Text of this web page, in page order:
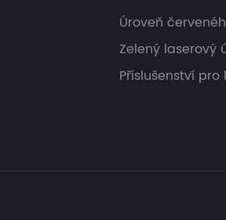
Úroveň
Zelený laserový
Příslušenství